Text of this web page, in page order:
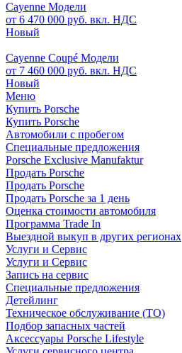
Cayenne Модели
от 6 470 000 руб. вкл. НДС
Новый
Cayenne Coupé Модели
от 7 460 000 руб. вкл. НДС
Новый
Меню
Купить Porsche
Купить Porsche
Автомобили с пробегом
Специальные предложения
Porsche Exclusive Manufaktur
Продать Porsche
Продать Porsche
Продать Porsche за 1 день
Оценка стоимости автомобиля
Программа Trade In
Выездной выкуп в других регионах
Услуги и Сервис
Услуги и Сервис
Запись на сервис
Специальные предложения
Детейлинг
Техническое обслуживание (ТО)
Подбор запасных частей
Аксессуары Porsche Lifestyle